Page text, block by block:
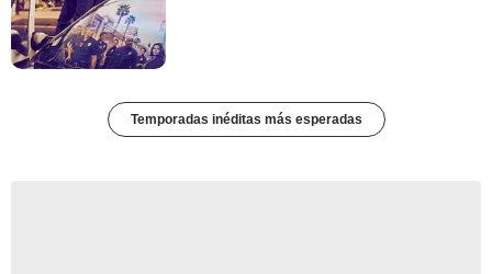
Temporadas inéditas más esperadas